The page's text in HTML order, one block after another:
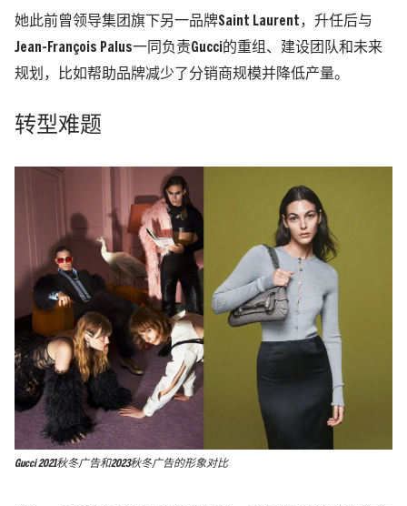
她此前曾领导集团旗下另一品牌Saint Laurent，升任后与
Jean-François Palus一同负责Gucci的重组、建设团队和未来
规划，比如帮助品牌减少了分销商规模并降低产量。
转型难题
Gucci 2021秋冬广告和2023秋冬广告的形象对比